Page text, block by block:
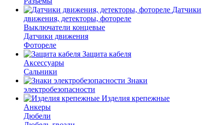
Датчики
движения, детекторы, фотореле
Выключатели концевые
Датчики движения
Фотореле
Защита кабеля
Аксессуары
Сальники
Знаки
электробезопасности
Изделия крепежные
Анкеры
Дюбели